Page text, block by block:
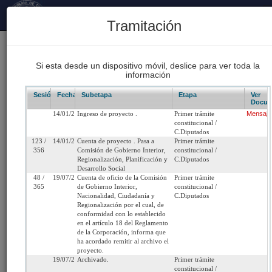
Proyectos de Ley Despachados 93
62
Boletín 6359-06
Modifica ley Orgánica Constitucional de
Municipalidades, con el objeto de incorporar
función privativa de dicha Corporaciones, la
autorización para la instalación y
Tramitación
Si esta desde un dispositivo móvil, deslice para ver toda la
información
Sesión/Leg.
Fecha Subetapa Etapa
Ver
14/01/2009Ingreso de proyecto .
Primer trámite
constitucional /
C.Diputados
123 /
356
14/01/2009Cuenta de proyecto . Pasa a
Comisión de Gobierno Interior,
Regionalización, Planificación y
Desarrollo Social
Primer trámite
constitucional /
C.Diputados
48 /
365
19/07/2017Cuenta de oficio de la Comisión
de Gobierno Interior,
Nacionalidad, Ciudadanía y
Regionalización por el cual, de
conformidad con lo establecido
en el artículo 18 del Reglamento
de la Corporación, informa que
ha acordado remitir al archivo el
proyecto.
Primer trámite
constitucional /
C.Diputados
19/07/2017Archivado.
Primer trámite
constitucional /